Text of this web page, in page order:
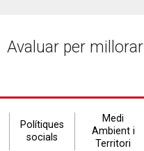
Avaluar per millorar
Polítiques
socials
Medi
Ambient i
Territori